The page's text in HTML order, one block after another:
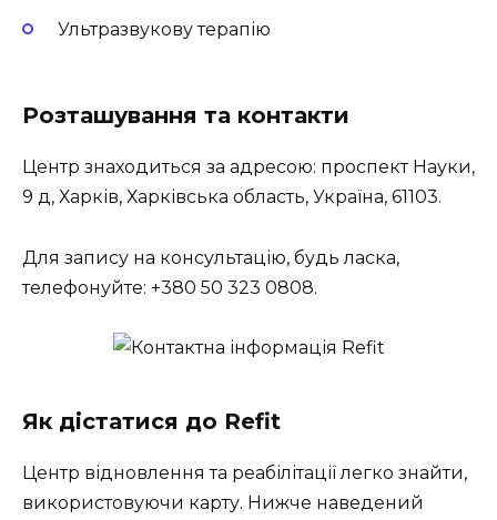
Ультразвукову терапію
Розташування та контакти
Центр знаходиться за адресою: проспект Науки,
9 д, Харків, Харківська область, Україна, 61103.
Для запису на консультацію, будь ласка,
телефонуйте: +380 50 323 0808.
Як дістатися до Refit
Центр відновлення та реабілітації легко знайти,
використовуючи карту. Нижче наведений